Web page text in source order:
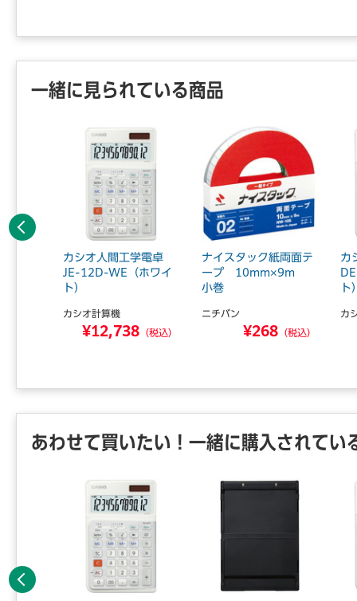
一緒に見られている商品
カシオ人間工学電卓
JE-12D-WE（ホワイ
ト）
カシオ計算機
¥12,738 （税込）
ナイスタック紙両面テ
ープ 10mm×9m
小巻
ニチバン
¥268 （税込）
カ
ト
カ
前へ
あわせて買いたい！一緒に購入されてい
前へ